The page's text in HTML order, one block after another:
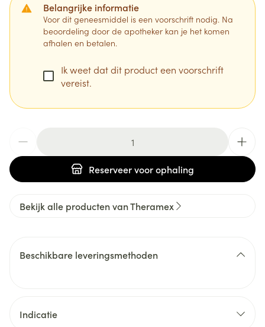
Belangrijke informatie
Voor dit geneesmiddel is een voorschrift nodig. Na
beoordeling door de apotheker kan je het komen
afhalen en betalen.
Ik weet dat dit product een voorschrift
vereist.
Reserveervoor ophaling
Bekijk alle producten van Theramex
Beschikbare leveringsmethoden
Indicatie